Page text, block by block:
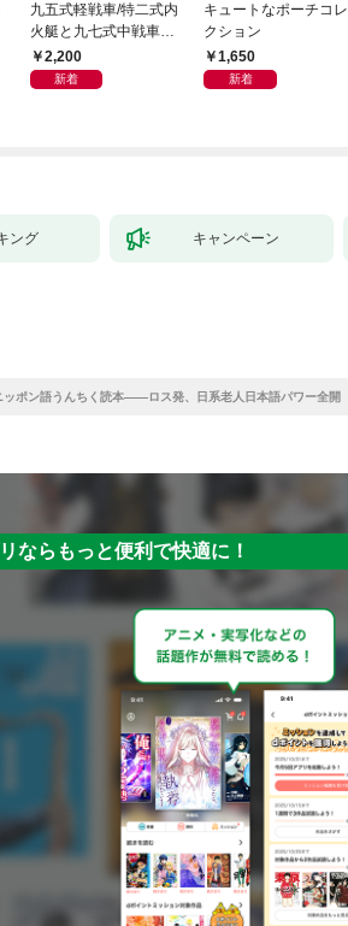
九五式軽戦車/特二式内
火艇と九七式中戦車完
全ガイド
2,200
新着
キュートなポーチコレ
クション
1,650
新着
ング キャンペーン
ッポン語うんちく読本――ロス発、日系老人日本語パワー全開
ならもっと便利で快適に！